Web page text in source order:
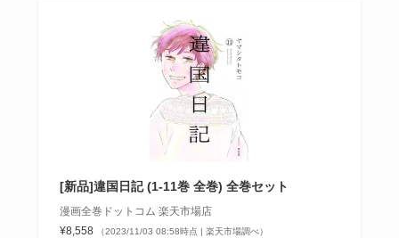
[新品]違国日記 (1-11巻 全巻) 全巻セット
漫画全巻ドットコム 楽天市場店
¥8,558
（2023/11/03 08:58時点 | 楽天市場調べ）